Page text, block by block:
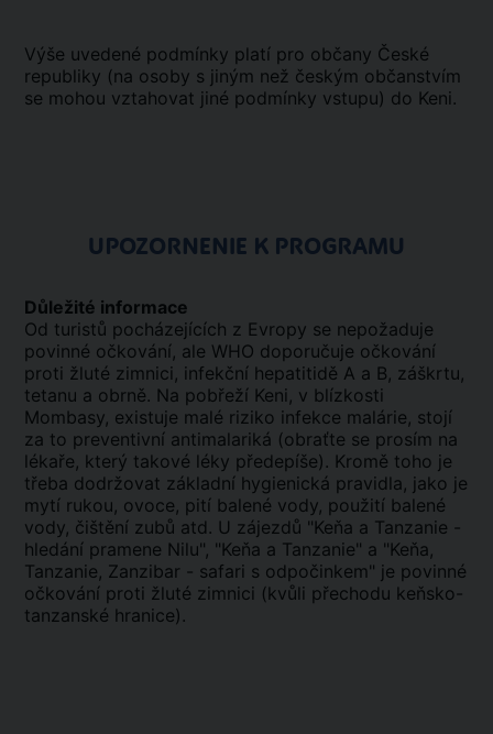
Výše uvedené podmínky platí pro občany České
republiky (na osoby s jiným než českým občanstvím
se mohou vztahovat jiné podmínky vstupu) do Keni.
UPOZORNENIE K PROGRAMU
Důležité informace
Od turistů pocházejících z Evropy se nepožaduje
povinné očkování, ale WHO doporučuje očkování
proti žluté zimnici, infekční hepatitidě A a B, záškrtu,
tetanu a obrně. Na pobřeží Keni, v blízkosti
Mombasy, existuje malé riziko infekce malárie, stojí
za to preventivní antimalariká (obraťte se prosím na
lékaře, který takové léky předepíše). Kromě toho je
třeba dodržovat základní hygienická pravidla, jako je
mytí rukou, ovoce, pití balené vody, použití balené
vody, čištění zubů atd. U zájezdů "Keňa a Tanzanie -
hledání pramene Nilu", "Keňa a Tanzanie" a "Keňa,
Tanzanie, Zanzibar - safari s odpočinkem" je povinné
očkování proti žluté zimnici (kvůli přechodu keňsko-
tanzanské hranice).